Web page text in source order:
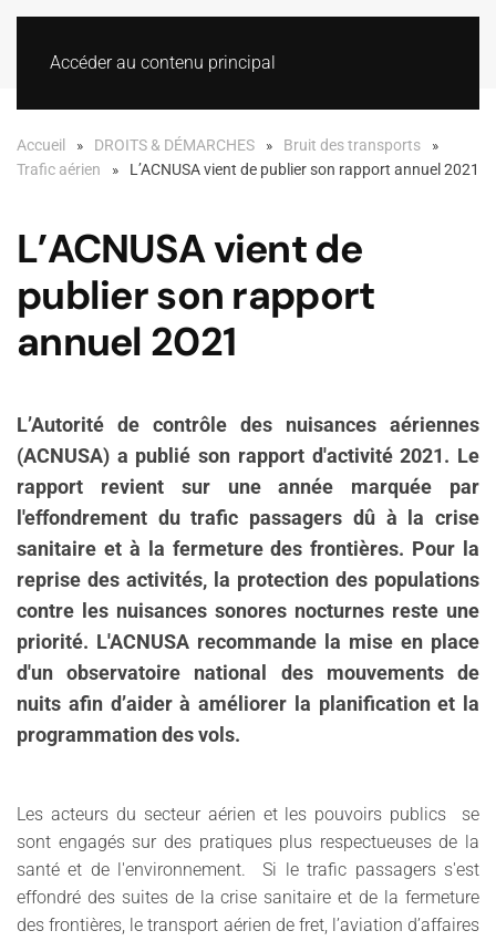
Accéder au contenu principal
Accueil DROITS & DÉMARCHES
Bruit des transports
Trafic aérien
L’ACNUSA vient de publier son rapport annuel 2021
L’ACNUSA vient de
publier son rapport
annuel 2021
L’Autorité de contrôle des nuisances aériennes
(ACNUSA) a publié son rapport d'activité 2021. Le
rapport revient sur une année marquée par
l'effondrement du trafic passagers dû à la crise
sanitaire et à la fermeture des frontières. Pour la
reprise des activités, la protection des populations
contre les nuisances sonores nocturnes reste une
priorité. L'ACNUSA recommande la mise en place
d'un observatoire national des mouvements de
nuits afin d’aider à améliorer la planification et la
programmation des vols.
Les acteurs du secteur aérien et les pouvoirs publics se
sont engagés sur des pratiques plus respectueuses de la
santé et de l'environnement. Si le trafic passagers s'est
effondré des suites de la crise sanitaire et de la fermeture
des frontières, le transport aérien de fret, l’aviation d’affaires